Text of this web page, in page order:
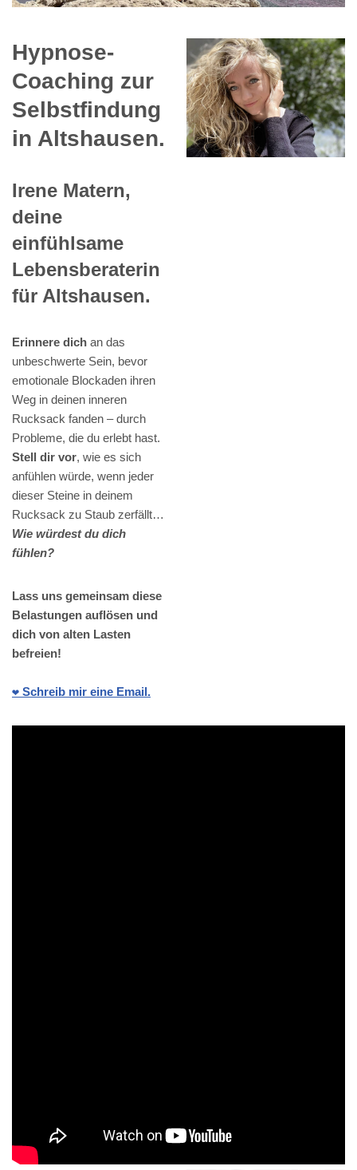
Hypnose-
Coaching zur
Selbstfindung
in Altshausen.
Irene Matern,
deine
einfühlsame
Lebensberaterin
für Altshausen.
Erinnere dich an das
unbeschwerte Sein, bevor
emotionale Blockaden ihren
Weg in deinen inneren
Rucksack fanden – durch
Probleme, die du erlebt hast.
Stell dir vor, wie es sich
anfühlen würde, wenn jeder
dieser Steine in deinem
Rucksack zu Staub zerfällt…
Wie würdest du dich
fühlen?
Lass uns gemeinsam diese
Belastungen auflösen und
dich von alten Lasten
befreien!
❤️ Schreib mir eine Email.